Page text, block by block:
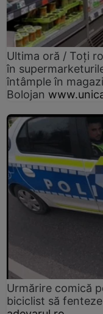
Ultima oră / Toți
în
întâmple în
Bolojan
Urmărire comică
biciclist să